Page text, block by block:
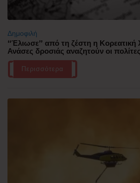
Δημοφιλή
“Έλιωσε” από τη ζέστη η
Ανάσες δροσιάς αναζητούν οι πολίτες
Περισσότερα